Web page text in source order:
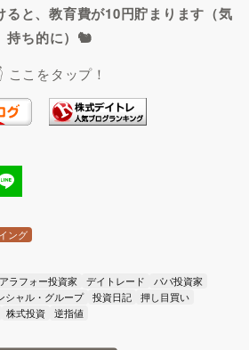
ると、教育費が10円貯まります（気
持ち的に）🐿️
ここをタップ！
ング
アラフォー投資家 デイトレード
パパ投資家
シャル・グループ 投資日記
押し目買い
株式投資 逆指値